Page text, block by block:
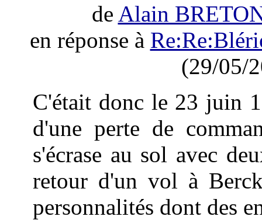
de Alain
en réponse à
(29/05/
C'était donc le 23 juin
d'une perte de
s'écrase au sol avec
retour d'un vol à
personnalités dont des